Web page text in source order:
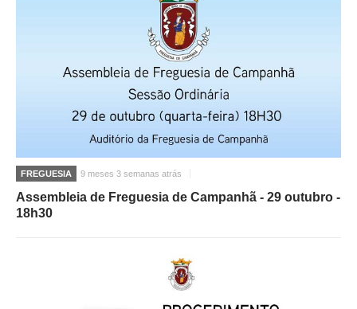
FREGUESIA 9 meses 3 semanas atrás
Assembleia de Freguesia de Campanhã - 29 outubro -
18h30